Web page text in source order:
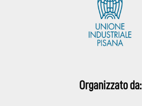
Organizzato da: